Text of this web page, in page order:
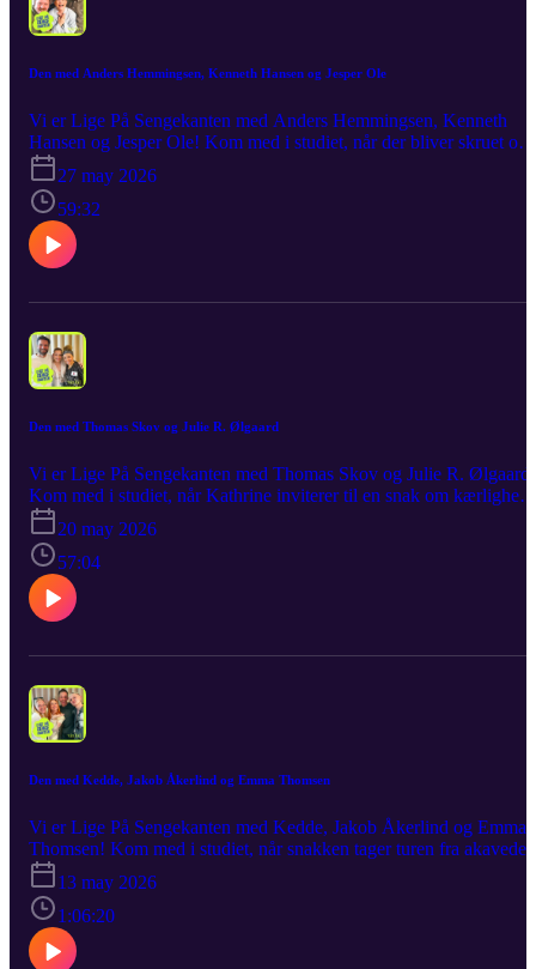
Den med Anders Hemmingsen, Kenneth Hansen og Jesper Ole
Vi er Lige På Sengekanten med Anders Hemmingsen, Kenneth
Hansen og Jesper Ole! Kom med i studiet, når der bliver skruet op
for både humoren, de skæve indspark og de historier, der måske
aldrig burde have ramt en mikrofon. Stemningen er løs, selskabet er
godt, og samtalen tager præcis de drejninger, man håber på – og et
par stykker man ikke ser komme. Det er kaotisk, det er sjovt, det er
Lige På Sengekanten!
27 may 2026
59:32
Den med Thomas Skov og Julie R. Ølgaard
Vi er Lige På Sengekanten med Thomas Skov og Julie R. Ølgaard!
Kom med i studiet, når Kathrine inviterer til en snak om kærlighed,
relationer, akavede historier og alt det, der kan være både skørt,
akavet og overraskende og en smule under bæltestedet. Med
Thomas og Julie ved mikrofonerne er der lagt op til en samtale med
både ærlighed, humor og et par uventede drejninger undervejs, og
hvor grinene sidder løst, stemningen er afslappet, Som altid bliver
det leveret råt, ærligt og med et glimt i øjet. Det er nærværende, det
20 may 2026
57:04
Den med Kedde, Jakob Åkerlind og Emma Thomsen
Vi er Lige På Sengekanten med Kedde, Jakob Åkerlind og Emma
Thomsen! Kom med i studiet, når snakken tager turen fra akavede
situationer og moderne dating til kærlighed, intimitet og alt det,
måske ikke altid siger højt. Stemningen er afslappet, ærligheden er i
top, og grinene kommer helt af sig selv. Som altid bliver det leveret
råt, ærligt og med et glimt i øjet. Det er akavet, det er sjovt, det er
hudløst ærligt – det er Lige På Sengekanten
13 may 2026
1:06:20